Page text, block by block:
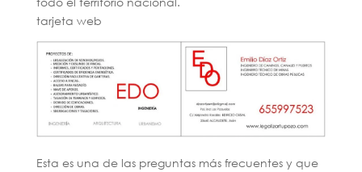
tarjeta web
Esta es una de las preguntas más frecuentes y que